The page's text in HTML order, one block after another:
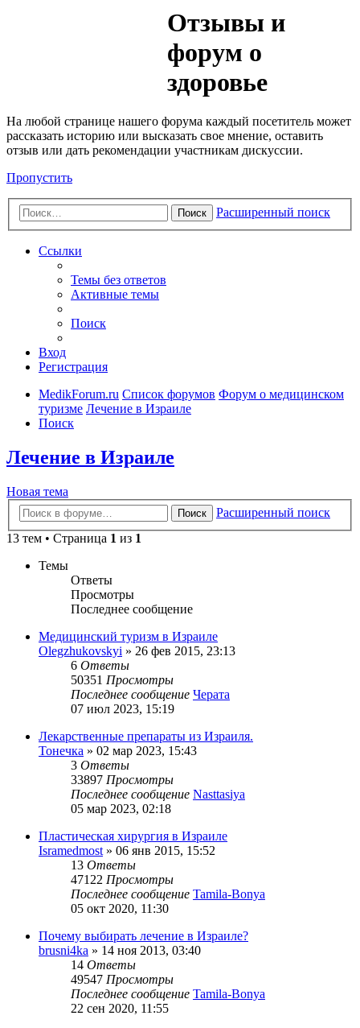
Отзывы и
форум о
здоровье
На любой странице нашего форума каждый посетитель может
рассказать историю или высказать свое мнение, оставить
отзыв или дать рекомендации участникам дискуссии.
Пропустить
Поиск Расширенный поиск
Ссылки
Темы без ответов
Активные темы
Поиск
Вход
Регистрация
MedikForum.ru Список форумов Форум о медицинском
туризме Лечение в Израиле
Поиск
Лечение в Израиле
Новая тема
Поиск
Расширенный поиск
13 тем • Страница 1 из 1
Темы
Ответы
Просмотры
Последнее сообщение
Медицинский туризм в Израиле
Olegzhukovskyi » 26 фев 2015, 23:13
6 Ответы
50351 Просмотры
Последнее сообщение Черата
07 июл 2023, 15:19
Лекарственные препараты из Израиля.
Тонечка » 02 мар 2023, 15:43
3 Ответы
33897 Просмотры
Последнее сообщение Nasttasiya
05 мар 2023, 02:18
Пластическая хирургия в Израиле
Isramedmost» 06 янв 2015, 15:52
13 Ответы
47122 Просмотры
Последнее сообщение Tamila-Bonya
05 окт 2020, 11:30
Почему выбирать лечение в Израиле?
brusni4ka » 14 ноя 2013, 03:40
14 Ответы
49547 Просмотры
Последнее сообщение Tamila-Bonya
22 сен 2020, 11:55